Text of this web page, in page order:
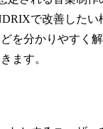
で改善したい
を分かりやすく
ます。